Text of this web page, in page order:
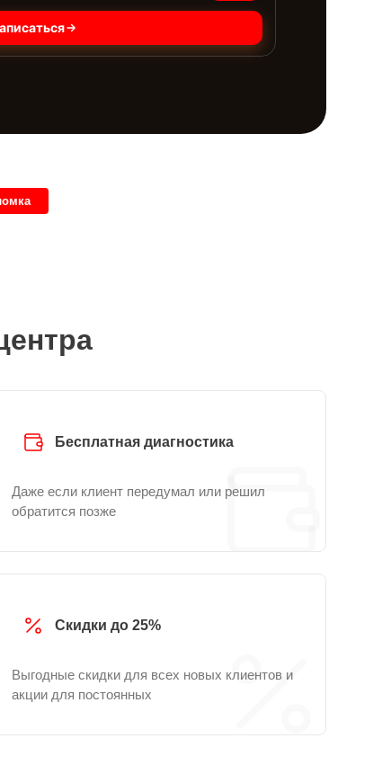
Бесплатная диагностика
Даже если клиент передумал или решил
обратится позже
Скидки до 25%
Выгодные скидки для всех новых клиентов и
акции для постоянных